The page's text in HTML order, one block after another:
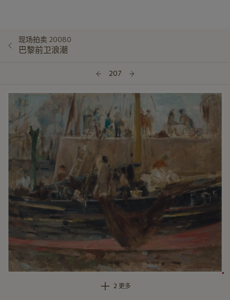
现场拍卖 20080
巴黎前卫浪潮
207
2 更多